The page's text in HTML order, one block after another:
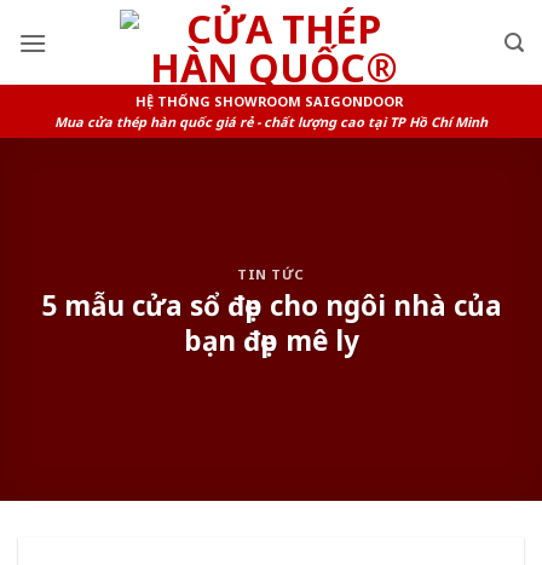
HỆ THỐNG SHOWROOM SAIGONDOOR
Mua cửa thép hàn quốc giá rẻ - chất lượng cao tại TP Hồ Chí Minh
TIN TỨC
5 mẫu cửa sổ đẹp cho ngôi nhà của
bạn đẹp mê ly